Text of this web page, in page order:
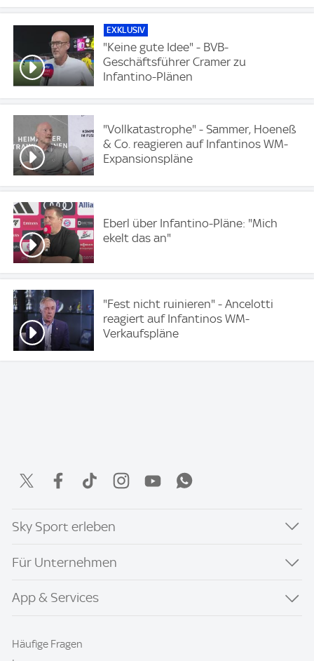
EXKLUSIV
"Keine gute Idee" - BVB-
Geschäftsführer Cramer zu
Infantino-Plänen
"Vollkatastrophe" - Sammer, Hoeneß
& Co. reagieren auf Infantinos WM-
Expansionspläne
Eberl über Infantino-Pläne: "Mich
ekelt das an"
"Fest nicht ruinieren" - Ancelotti
reagiert auf Infantinos WM-
Verkaufspläne
Sky Sport erleben
Für Unternehmen
App & Services
Häufige Fragen